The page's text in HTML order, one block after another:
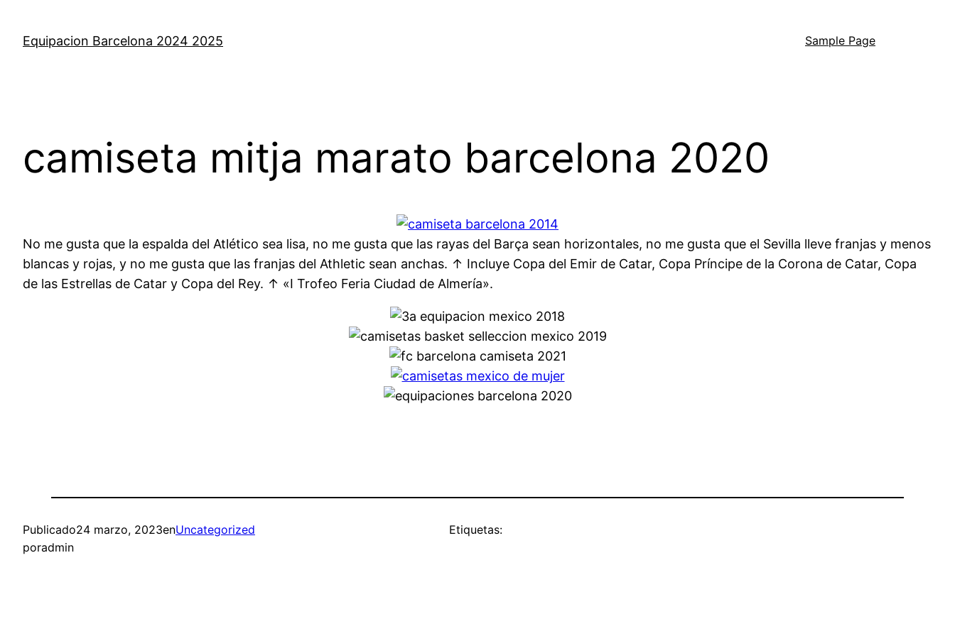
contenido
Equipacion Barcelona 2024 2025 Sample Page
camiseta mitja marato barcelona 2020
No me gusta que la espalda del Atlético sea lisa, no me gusta que las rayas del Barça sean horizontales, no me gusta que el Sevilla lleve franjas y menos
blancas y rojas, y no me gusta que las franjas del Athletic sean anchas. ↑ Incluye Copa del Emir de Catar, Copa Príncipe de la Corona de Catar, Copa
de las Estrellas de Catar y Copa del Rey. ↑ «I Trofeo Feria Ciudad de Almería».
Publicado24 marzo, 2023enUncategorized
poradmin
Etiquetas: